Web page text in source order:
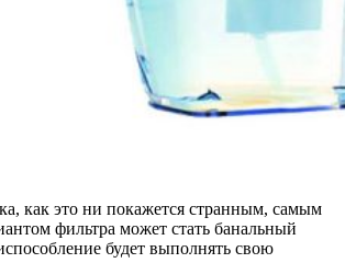
как это ни покажется странным, самым
фильтра может стать банальный
будет выполнять свою